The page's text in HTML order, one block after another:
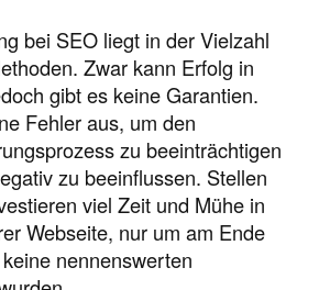
bei SEO liegt in der Vielzahl
Zwar kann Erfolg in
gibt es keine Garantien.
Fehler aus, um den
zu beeinträchtigen
zu beeinflussen. Stellen
viel Zeit und Mühe in
Webseite, nur um am Ende
nennenswerten